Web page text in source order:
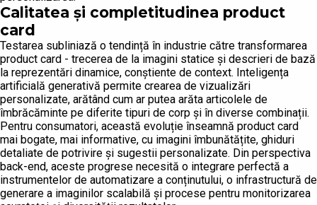
Calitatea și completitudinea product
card
Testarea subliniază o tendință în industrie către transformarea
product card - trecerea de la imagini statice și descrieri de bază
la reprezentări dinamice, conștiente de context. Inteligența
artificială generativă permite crearea de vizualizări
personalizate, arătând cum ar putea arăta articolele de
îmbrăcăminte pe diferite tipuri de corp și în diverse combinații.
Pentru consumatori, această evoluție înseamnă product card
mai bogate, mai informative, cu imagini îmbunătățite, ghiduri
detaliate de potrivire și sugestii personalizate. Din perspectiva
back-end, aceste progrese necesită o integrare perfectă a
instrumentelor de automatizare a conținutului, o infrastructură de
generare a imaginilor scalabilă și procese pentru monitorizarea